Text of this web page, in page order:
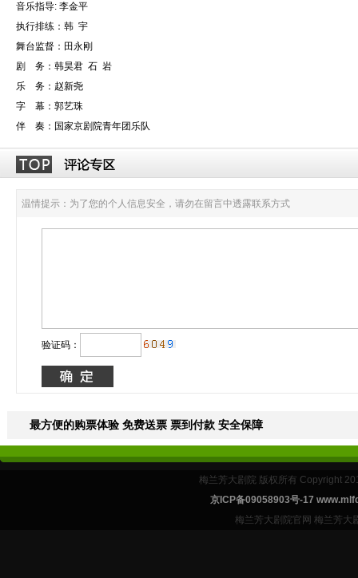
音乐指导: 李金平
执行排练：韩 宇
舞台监督：田永刚
剧 务：韩昊君 石 岩
乐 务：赵新尧
字 幕：郭艺珠
伴 奏：国家京剧院青年团乐队
温情提示：为了您的个人信息安全，请勿在留言中透露联系方式
验证码：
最方便的购票体验 免费送票 票到付款 安全保障
梅兰芳大剧院 版权所有 Copyright
京ICP备09058903号-17
梅兰芳大剧院官网 梅兰芳大